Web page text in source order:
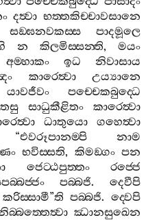
දත්‍වා භත‍්තකිච‍්චාවසානෙ
සඞ‍්ඝනවකස‍්ස
පාදමූලෙ
න කිලමිස‍්සන‍්ති, මයං
අම‍්හාකං ඉධ
නිවාසාය
කාරෙත්‍වා
උය්‍යානෙ
යාවජීවං
පච‍්චෙකබුද‍්ධෙ
සාධුකීළිතං
කාරෙත්‍වා
ධාතුයො
ගහෙත්‍වා
එවරූපානම‍්පි
නාම
භවිස‍්සති, කිමඞ‍්ගං පන
ජෙට‍්ඨපුත‍්තං
රජ‍්ජෙ
පබ‍්බජි. දෙවීපි
කරිස‍්සාමී”ති පබ‍්බජි.ද‍්වෙපි
ඣානසුඛෙන